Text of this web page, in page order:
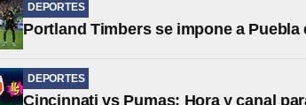
DEPORTES
Portland Timbers se impone a Puebla
DEPORTES
Cincinnati vs Pumas: Hora y canal